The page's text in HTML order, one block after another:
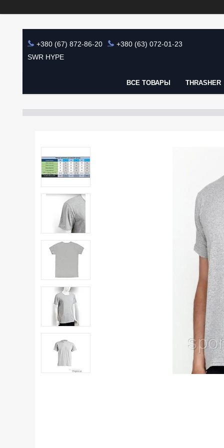
+380 (67) 872-86-20
+380 (63) 072-01-23
SWR HYPE
ВСЕ ТОВАРЫ THRASHER